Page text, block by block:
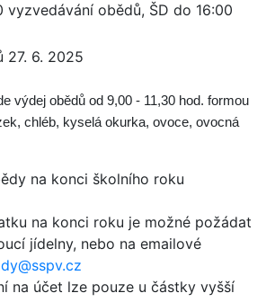
vyzvedávání obědů, ŠD do 16:00
27. 6. 2025
výdej obědů od 9,00 - 11,30 hod. formou
chléb, kyselá okurka, ovoce, ovocná
na konci školního roku
na konci roku je možné požádat
jídelny, nebo na emailové
na účet lze pouze u částky vyšší